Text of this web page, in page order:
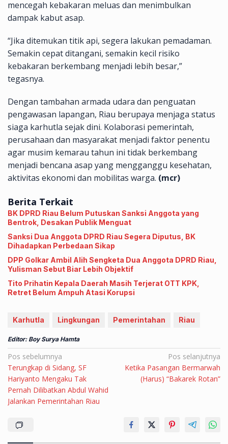
mencegah kebakaran meluas dan menimbulkan
dampak kabut asap.
“Jika ditemukan titik api, segera lakukan pemadaman.
Semakin cepat ditangani, semakin kecil risiko
kebakaran berkembang menjadi lebih besar,”
tegasnya.
Dengan tambahan armada udara dan penguatan
pengawasan lapangan, Riau berupaya menjaga status
siaga karhutla sejak dini. Kolaborasi pemerintah,
perusahaan dan masyarakat menjadi faktor penentu
agar musim kemarau tahun ini tidak berkembang
menjadi bencana asap yang mengganggu kesehatan,
aktivitas ekonomi dan mobilitas warga. (mcr)
Berita Terkait
BK DPRD Riau Belum Putuskan Sanksi Anggota yang
Bentrok, Desakan Publik Menguat
Sanksi Dua Anggota DPRD Riau Segera Diputus, BK
Dihadapkan Perbedaan Sikap
DPP Golkar Ambil Alih Sengketa Dua Anggota DPRD Riau,
Yulisman Sebut Biar Lebih Objektif
Tito Prihatin Kepala Daerah Masih Terjerat OTT KPK,
Retret Belum Ampuh Atasi Korupsi
Karhutla Lingkungan Pemerintahan Riau
Editor: Boy Surya Hamta
Navigasi
pos
Pos sebelumnya
Terungkap di Sidang, SF
Hariyanto Mengaku Tak
Pernah Dilibatkan Abdul Wahid
Jalankan Pemerintahan Riau
Pos selanjutnya
Ketika Pasangan Bermarwah
(Harus) “Bakarek Rotan”